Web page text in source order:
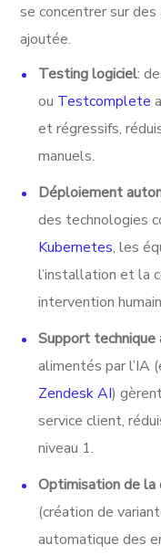
se concentrer sur
ajoutée.
Testing logiciel:
ou Testcomplete
et régressifs,
manuels.
Déploiement
des technologies
Kubernetes, les
l’installation et la
intervention
Support
alimentés par l’IA
Zendesk AI)
service client,
niveau 1.
Optimisation de la
(création de
automatique des